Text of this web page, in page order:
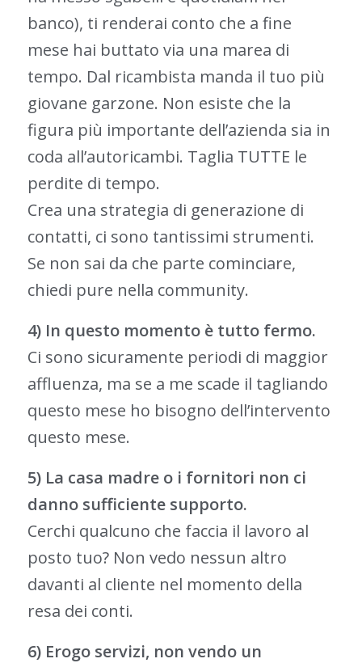
banco), ti renderai conto che a fine
mese hai buttato via una marea di
tempo. Dal ricambista manda il tuo più
giovane garzone. Non esiste che la
figura più importante dell’azienda sia in
coda all’autoricambi. Taglia TUTTE le
perdite di tempo.
Crea una strategia di generazione di
contatti, ci sono tantissimi strumenti.
Se non sai da che parte cominciare,
chiedi pure nella community.
4) In questo momento è tutto fermo.
Ci sono sicuramente periodi di maggior
affluenza, ma se a me scade il tagliando
questo mese ho bisogno dell’intervento
questo mese.
5) La casa madre o i fornitori non ci
danno sufficiente supporto.
Cerchi qualcuno che faccia il lavoro al
posto tuo? Non vedo nessun altro
davanti al cliente nel momento della
resa dei conti.
6) Erogo servizi, non vendo un